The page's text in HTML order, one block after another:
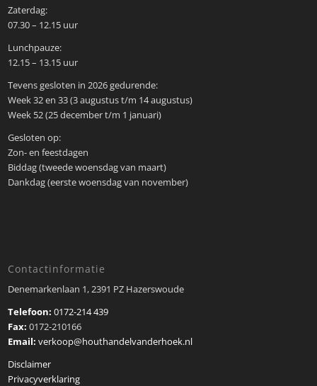
Zaterdag:
07.30 – 12.15 uur
Lunchpauze:
12.15 – 13.15 uur
Tevens gesloten in 2026 gedurende:
Week 32 en 33 (3 augustus t/m 14 augustus)
Week 52 (25 december t/m 1 januari)
Gesloten op:
Zon- en feestdagen
Biddag (tweede woensdag van maart)
Dankdag (eerste woensdag van november)
Contactinformatie
Denemarkenlaan 1, 2391 PZ Hazerswoude
Telefoon:0172-214 439
Fax:0172-210166
Email: verkoop@houthandelvanderhoek.nl
Disclaimer
Privacyverklaring